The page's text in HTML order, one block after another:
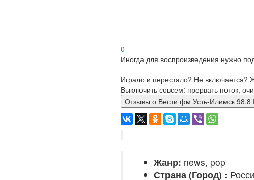
0
Иногда для воспроизведения нужно
Играло и перестало? Не включается?
Выключить совсем: прервать поток,
Отзывы о Вести фм Усть-Илимск
Жанр: news, pop
Страна (Город) :